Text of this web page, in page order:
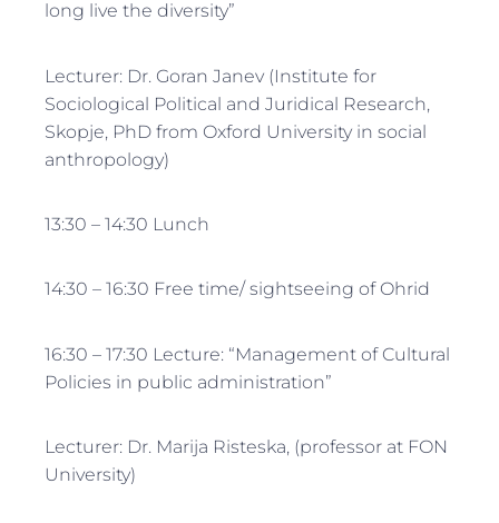
long live the diversity”
Lecturer: Dr. Goran Janev (Institute for
Sociological Political and Juridical Research,
Skopje, PhD from Oxford University in social
anthropology)
13:30 – 14:30 Lunch
14:30 – 16:30 Free time/ sightseeing of Ohrid
16:30 – 17:30 Lecture: “Management of Cultural
Policies in public administration”
Lecturer: Dr. Marija Risteska, (professor at FON
University)